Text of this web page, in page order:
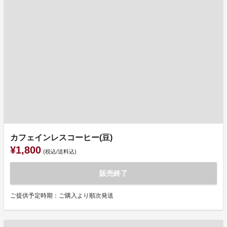
カフェインレスコーヒー(豆)
¥1,800 (税込/送料込)
販売終了
ご提供予定時期：ご購入より順次発送